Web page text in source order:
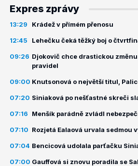
Expres zprávy
13:29 Krádež v přímém přenosu
12:45 Lehečku čeká těžký boj o
09:26 Djokovič chce drastickou
pravidel
09:00 Knutsonová o největší titul,
07:20 Siniaková po nešťastné skreči
07:16 Menšík parádně zvládl
07:10 Rozjetá Ealaová urvala sedmou
07:04 Bencicová udolala parťačku
07:00 Gauffová si znovu poradila se